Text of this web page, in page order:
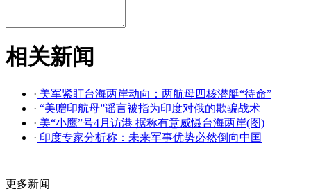
相关新闻
· 美军紧盯台海两岸动向：两航母四核潜艇“待命”
· “美赠印航母”谣言被指为印度对俄的欺骗战术
· 美“小鹰”号4月访港 据称有意威慑台海两岸(图)
· 印度专家分析称：未来军事优势必然倒向中国
更多新闻